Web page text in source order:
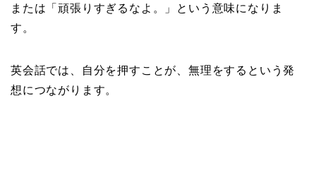
または「頑張りすぎるなよ。」という意味になりま
す。
英会話では、自分を押すことが、無理をするという発
想につながります。